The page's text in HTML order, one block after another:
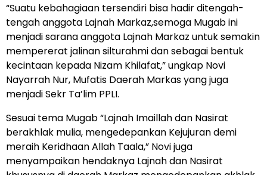
“Suatu kebahagiaan tersendiri bisa hadir ditengah-
tengah anggota Lajnah Markaz,semoga Mugab ini
menjadi sarana anggota Lajnah Markaz untuk semakin
mempererat jalinan silturahmi dan sebagai bentuk
kecintaan kepada Nizam Khilafat,” ungkap Novi
Nayarrah Nur, Mufatis Daerah Markas yang juga
menjadi Sekr Ta’lim PPLI.
Sesuai tema Mugab “Lajnah Imaillah dan Nasirat
berakhlak mulia, mengedepankan Kejujuran demi
meraih Keridhaan Allah Taala,” Novi juga
menyampaikan hendaknya Lajnah dan Nasirat